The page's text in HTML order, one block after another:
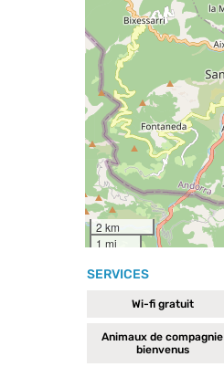
SERVICES
Wi-fi gratuit
Animaux de compagnie
bienvenus